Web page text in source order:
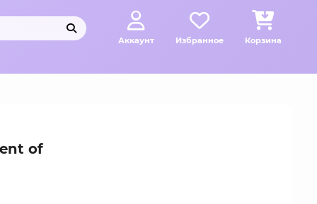
Аккаунт Избранное Корзина
of